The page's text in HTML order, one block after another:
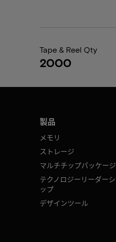
Tape & Reel Qty
2000
製品
メモリ
ストレージ
マルチチップパッケージ
テクノロジーリーダーシ
ップ
デザインツール